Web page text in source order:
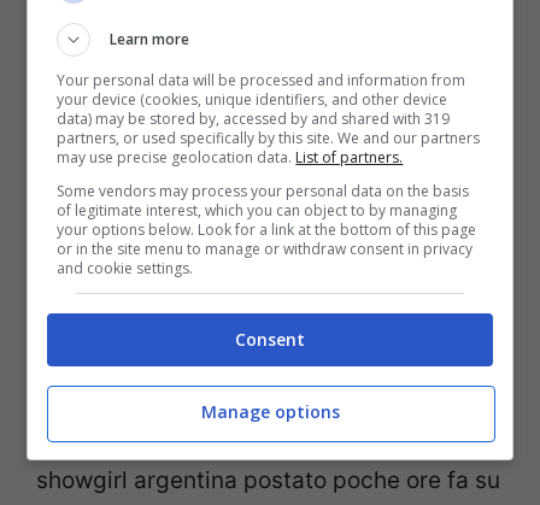
Belen Rodriguez continua nel suo viaggio
da imprenditrice e influencer, questa volta
anche di sé stessa, e presenta per la
seconda volta la sua make-up box Belen
per Diego Dalla Palma. Il progetto lanciato
negli scorsi giorni ora entra nel vivo e
Belen ne parla ancora posando con il suo
rossetto in mano.
Unprofilo eccezionalequello della
showgirl argentina postato poche ore fa su
Learn more
Your personal data will be processed and information from
your device (cookies, unique identifiers, and other device
data) may be stored by, accessed by and shared with 319
partners, or used specifically by this site. We and our partners
may use precise geolocation data. List of partners.
Some vendors may process your personal data on the basis
of legitimate interest, which you can object to by managing
your options below. Look for a link at the bottom of this page
or in the site menu to manage or withdraw consent in privacy
and cookie settings.
Consent
Manage options